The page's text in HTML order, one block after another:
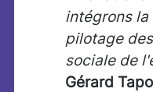
intégrons la
pilotage
sociale de
Gérard